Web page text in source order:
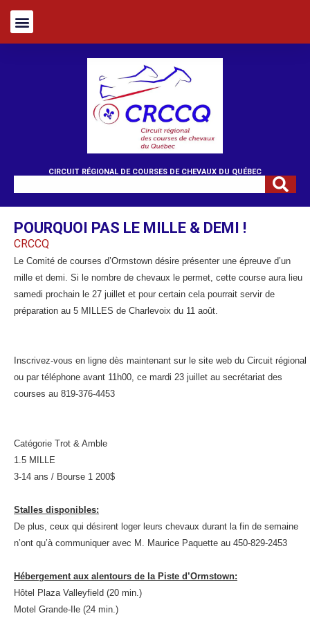
CIRCUIT RÉGIONAL DE COURSES DE CHEVAUX DU QUÉBEC
POURQUOI PAS LE MILLE & DEMI !
CRCCQ
Le Comité de courses d’Ormstown désire présenter une épreuve d’un
mille et demi. Si le nombre de chevaux le permet, cette course aura lieu
samedi prochain le 27 juillet et pour certain cela pourrait servir de
préparation au 5 MILLES de Charlevoix du 11 août.
Inscrivez-vous en ligne dès maintenant sur le site web du Circuit régional
ou par téléphone avant 11h00, ce mardi 23 juillet au secrétariat des
courses au 819-376-4453
Catégorie Trot & Amble
1.5 MI LLE
3-14 ans / Bourse 1 200$
Stalles disponibles:
De plus, ceux qui désirent loger leurs chevaux durant la fin de semaine
n’ont qu’à communiquer avec M. Maurice Paquette au 450-829-2453
Hébergement aux alentours de la Piste d’Ormstown:
Hôtel Plaza Valleyfield (20 min.)
Motel Grande-Ile (24 min.)